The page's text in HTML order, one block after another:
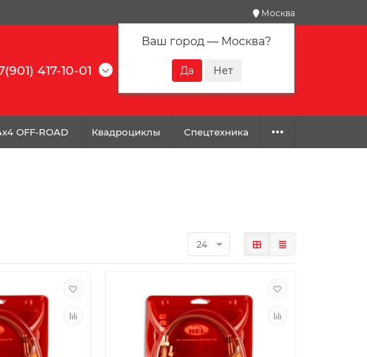
Москва
Ваш город — Москва?
417-10-01
OFF-ROAD Квадроциклы Спецтехника